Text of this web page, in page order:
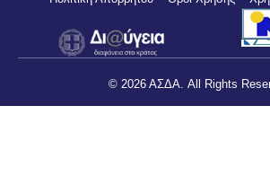
© 2026 ΑΣΔΑ. All Rights